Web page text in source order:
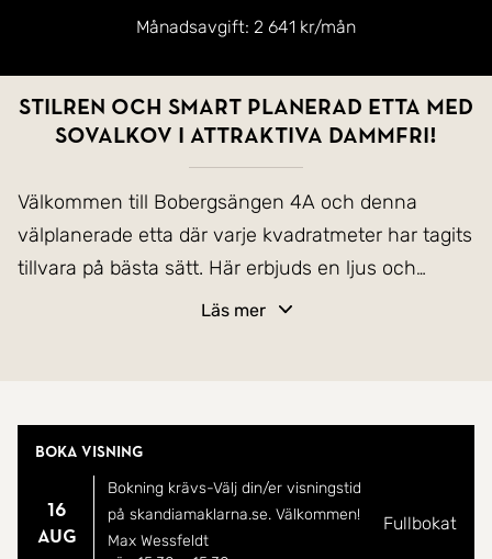
Månadsavgift: 2 641 kr/mån
Stilren och smart planerad etta med
sovalkov i attraktiva Dammfri!
Välkommen till Bobergsängen 4A och denna
välplanerade etta där varje kvadratmeter har tagits
tillvara på bästa sätt. Här erbjuds en ljus och
trivsam bostad med stilrena ytskikt, smart
Det rymliga allrummet bjuder på ett generöst
fönsterparti som släpper in rikligt med dagsljus och
ger plats för såväl soffgrupp som matplats. Den
öppna dispositionen mellan kök och vardagsrum
Läs mer
Boka visning
16
aug
Bokning krävs-Välj din/er visningstid
på skandiamaklarna.se. Välkommen!
Max Wessfeldt
Fullbokat